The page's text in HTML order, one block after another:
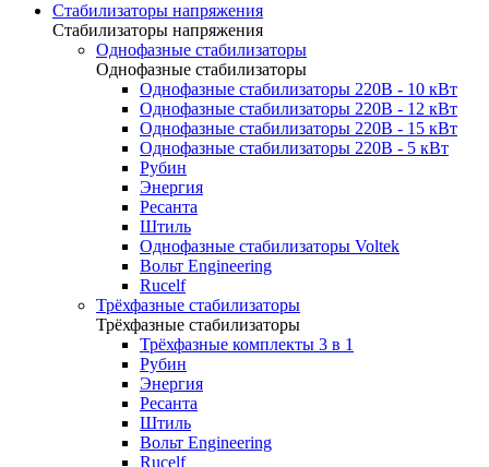
Стабилизаторы напряжения
Стабилизаторы напряжения
Однофазные стабилизаторы
Однофазные стабилизаторы
Однофазные стабилизаторы 220В - 10 кВт
Однофазные стабилизаторы 220В - 12 кВт
Однофазные стабилизаторы 220В - 15 кВт
Однофазные стабилизаторы 220В - 5 кВт
Рубин
Энергия
Ресанта
Штиль
Однофазные стабилизаторы Voltek
Вольт Engineering
Rucelf
Трёхфазные стабилизаторы
Трёхфазные стабилизаторы
Трёхфазные комплекты 3 в 1
Рубин
Энергия
Ресанта
Штиль
Вольт Engineering
Rucelf